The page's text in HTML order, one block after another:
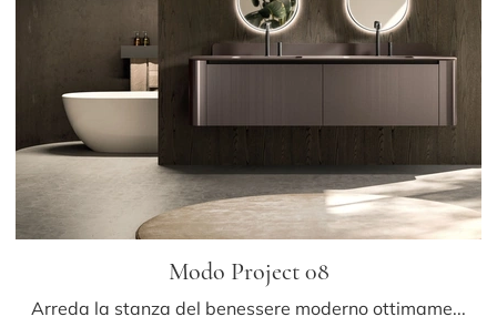
Modo Project 08
Arreda la stanza del benessere moderno ottimamente con Modo Project 08, mobili bagno sospesi e oggetti in laccato opaco di Arrital.